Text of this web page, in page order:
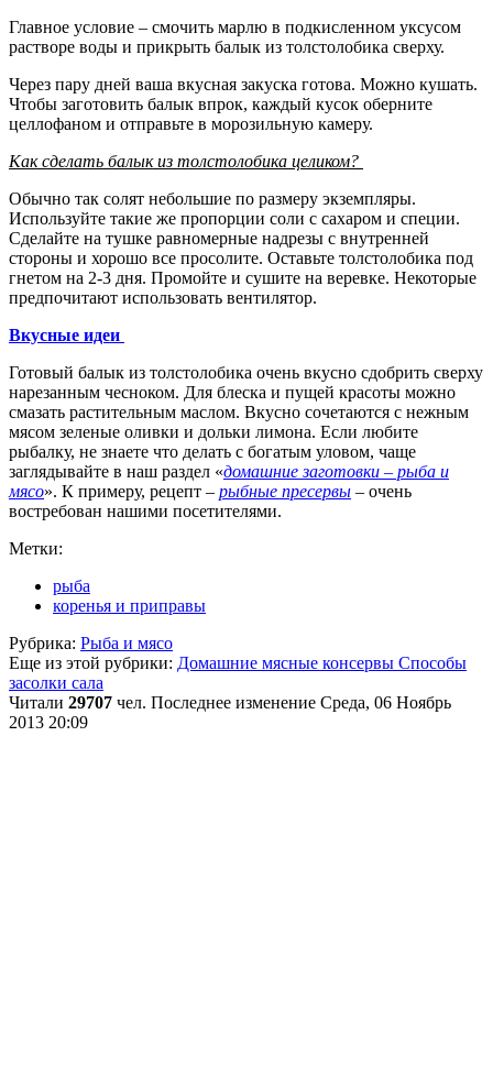
Главное условие – смочить марлю в подкисленном уксусом
растворе воды и прикрыть балык из толстолобика сверху.
Через пару дней ваша вкусная закуска готова. Можно кушать.
Чтобы заготовить балык впрок, каждый кусок оберните
целлофаном и отправьте в морозильную камеру.
Как сделать балык из толстолобика целиком?
Обычно так солят небольшие по размеру экземпляры.
Используйте такие же пропорции соли с сахаром и специи.
Сделайте на тушке равномерные надрезы с внутренней
стороны и хорошо все просолите. Оставьте толстолобика под
гнетом на 2-3 дня. Промойте и сушите на веревке. Некоторые
предпочитают использовать вентилятор.
Вкусные идеи
Готовый балык из толстолобика очень вкусно сдобрить сверху
нарезанным чесноком. Для блеска и пущей красоты можно
смазать растительным маслом. Вкусно сочетаются с нежным
мясом зеленые оливки и дольки лимона. Если любите
рыбалку, не знаете что делать с богатым уловом, чаще
заглядывайте в наш раздел «домашние заготовки – рыба и
мясо». К примеру, рецепт – рыбные пресервы – очень
востребован нашими посетителями.
Метки:
рыба
коренья и приправы
Рубрика: Рыба и мясо
Еще из этой рубрики: Домашние мясные консервы Способы
засолки сала
Читали 29707 чел. Последнее изменение Среда, 06 Ноябрь
2013 20:09